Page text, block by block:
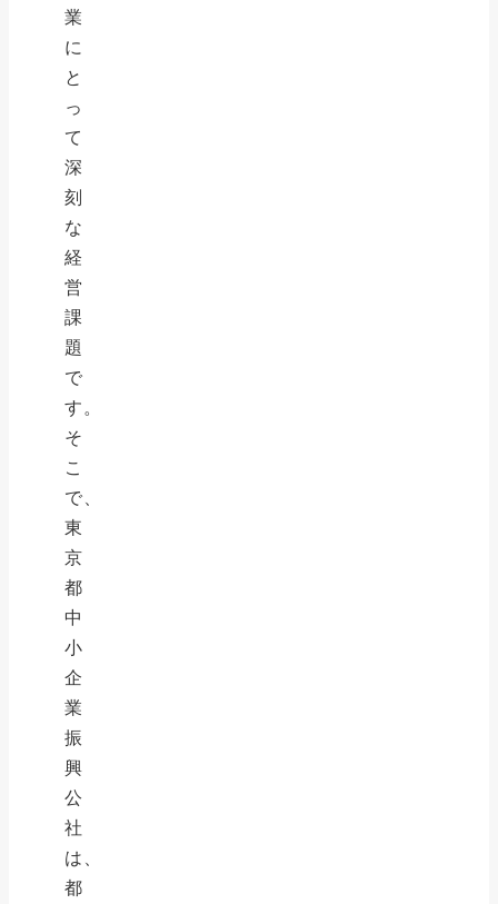
業
に
と
っ
て
深
刻
な
経
営
課
題
で
す。
そ
こ
で、
東
京
都
中
小
企
業
振
興
公
社
は、
都